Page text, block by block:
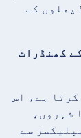
پھلوں کے
کے کھنڈرات
ہے، اس
شہروں،
سے